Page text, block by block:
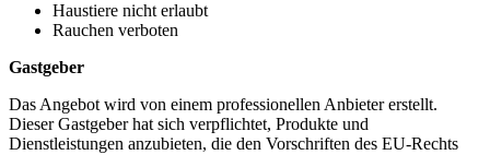
Haustiere nicht erlaubt
Rauchen verboten
Gastgeber
Das Angebot wird von einem professionellen Anbieter erstellt.
Dieser Gastgeber hat sich verpflichtet, Produkte und
Dienstleistungen anzubieten, die den Vorschriften des EU-Rechts